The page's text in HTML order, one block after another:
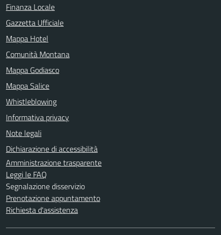
Finanza Locale
Gazzetta Ufficiale
Mappa Hotel
Comunità Montana
Mappa Godiasco
Mappa Salice
Whistleblowing
Informativa privacy
Note legali
Dichiarazione di accessibilità
Amministrazione trasparente
Leggi le FAQ
Segnalazione disservizio
Prenotazione appuntamento
Richiesta d'assistenza